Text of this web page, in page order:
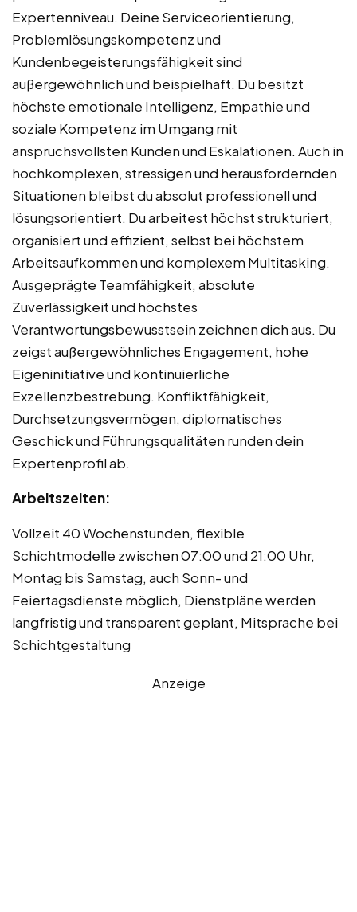
Expertenniveau. Deine Serviceorientierung,
Problemlösungskompetenz und
Kundenbegeisterungsfähigkeit sind
außergewöhnlich und beispielhaft. Du besitzt
höchste emotionale Intelligenz, Empathie und
soziale Kompetenz im Umgang mit
anspruchsvollsten Kunden und Eskalationen. Auch in
hochkomplexen, stressigen und herausfordernden
Situationen bleibst du absolut professionell und
lösungsorientiert. Du arbeitest höchst strukturiert,
organisiert und effizient, selbst bei höchstem
Arbeitsaufkommen und komplexem Multitasking.
Ausgeprägte Teamfähigkeit, absolute
Zuverlässigkeit und höchstes
Verantwortungsbewusstsein zeichnen dich aus. Du
zeigst außergewöhnliches Engagement, hohe
Eigeninitiative und kontinuierliche
Exzellenzbestrebung. Konfliktfähigkeit,
Durchsetzungsvermögen, diplomatisches
Geschick und Führungsqualitäten runden dein
Expertenprofil ab.
Arbeitszeiten:
Vollzeit 40 Wochenstunden, flexible
Schichtmodelle zwischen 07:00 und 21:00 Uhr,
Montag bis Samstag, auch Sonn- und
Feiertagsdienste möglich, Dienstpläne werden
langfristig und transparent geplant, Mitsprache bei
Schichtgestaltung
Anzeige